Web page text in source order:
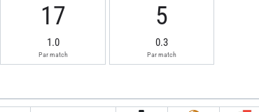
17
1.0
Par match
5
0.3
Par match